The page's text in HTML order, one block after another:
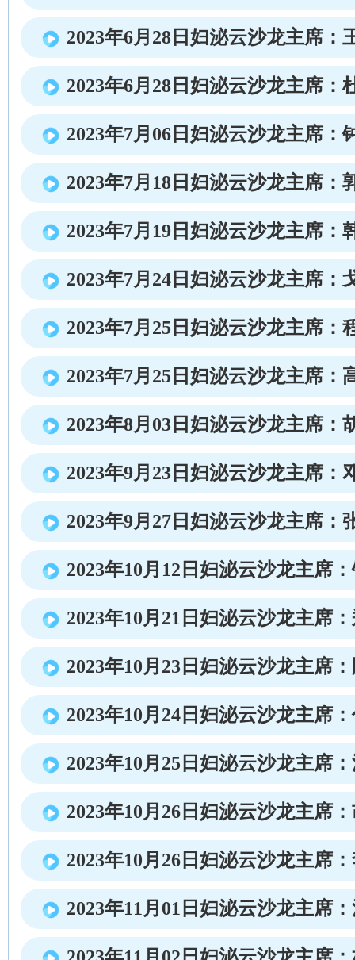
2023年6月28日妇泌云沙龙主席：
2023年6月28日妇泌云沙龙主席：
2023年7月06日妇泌云沙龙主席：
2023年7月18日妇泌云沙龙主席：
2023年7月19日妇泌云沙龙主席：
2023年7月24日妇泌云沙龙主席：
2023年7月25日妇泌云沙龙主席：
2023年7月25日妇泌云沙龙主席：
2023年8月03日妇泌云沙龙主席：
2023年9月23日妇泌云沙龙主席：
2023年9月27日妇泌云沙龙主席：
2023年10月12日妇泌云沙龙主席
2023年10月21日妇泌云沙龙主席
2023年10月23日妇泌云沙龙主席
2023年10月24日妇泌云沙龙主席
2023年10月25日妇泌云沙龙主席
2023年10月26日妇泌云沙龙主席
2023年10月26日妇泌云沙龙主席
2023年11月01日妇泌云沙龙主席